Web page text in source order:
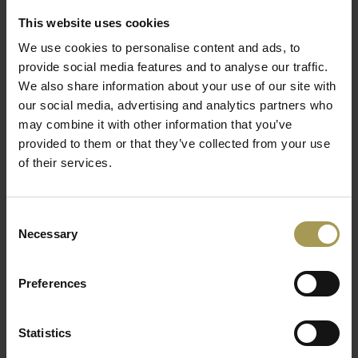
This website uses cookies
We use cookies to personalise content and ads, to
provide social media features and to analyse our traffic.
We also share information about your use of our site with
our social media, advertising and analytics partners who
may combine it with other information that you’ve
provided to them or that they’ve collected from your use
of their services.
Selection
Necessary
Preferences
Statistics
Maten:80Øcm - 100Øcm en 120Øcm x 74H cm
Kleur:Zie stalenkaart in bijlage
Worden ongemonteerd geleverd(flatpacked) -
Professionele installatie(enkel BeNeLux) inclusief vanaf
1.500€ goederenwaarde
DeMdd Ogi ronde tafel, samen met de OGI bureaus, bieden
perfecte mogelijkheden voor het inrichten van zowel
waaronder drie- en vierpootopties, kunnen talloze
omvat zowel ronde als vierkante tafelbladen, ideaal voor
Een eenvoudig en klassiek werkblad in combinatie met
moeiteloos aanpast aan elk interieur. De Ogi tafels zijn
perfect voor gebruikers die op zoek zijn naar eenvoudige,
Lees meer